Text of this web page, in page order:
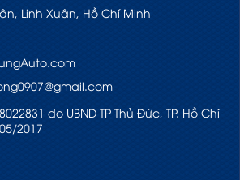
Linh Xuân, Hồ Chí Minh
do UBND TP Thủ Đức, TP. Hồ Chí
2017